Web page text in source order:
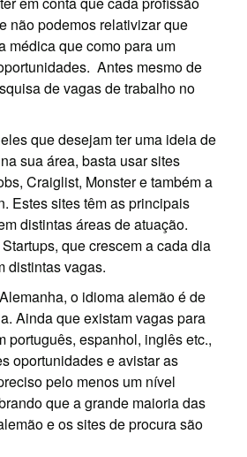
não podemos relativizar que
médica que como para um
Antes mesmo de
de vagas de trabalho no
que desejam ter uma ideia de
sua área, basta usar sites
Craiglist, Monster e também a
Estes sites têm as principais
distintas áreas de atuação.
que crescem a cada dia
distintas vagas.
o idioma alemão é de
Ainda que existam vagas para
português, espanhol, inglês etc.,
oportunidades e avistar as
pelo menos um nível
que a grande maioria das
e os sites de procura são